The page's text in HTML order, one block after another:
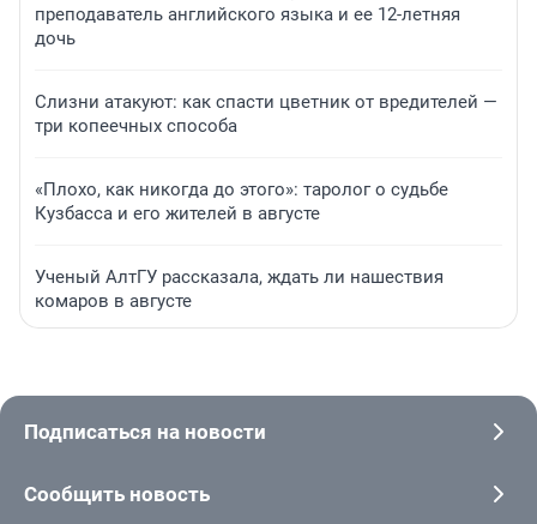
преподаватель английского языка и ее 12-летняя
дочь
Слизни атакуют: как спасти цветник от вредителей —
три копеечных способа
«Плохо, как никогда до этого»: таролог о судьбе
Кузбасса и его жителей в августе
Ученый АлтГУ рассказала, ждать ли нашествия
комаров в августе
Подписаться на новости
Сообщить новость